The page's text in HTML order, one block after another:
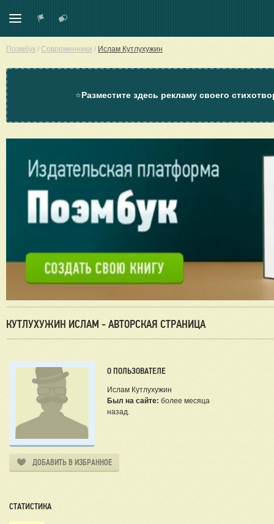
Поэмбук / Современники / Ислам Кутлухужин
⭐Разместите здесь рекламу своего
КУТЛУХУЖИН ИСЛАМ - АВТОРСКАЯ СТРАНИЦА
О ПОЛЬЗОВАТЕЛЕ
Ислам Кутлухужин
Был на сайте: более месяца
назад.
ДОБАВИТЬ В ИЗБРАННОЕ
СТАТИСТИКА